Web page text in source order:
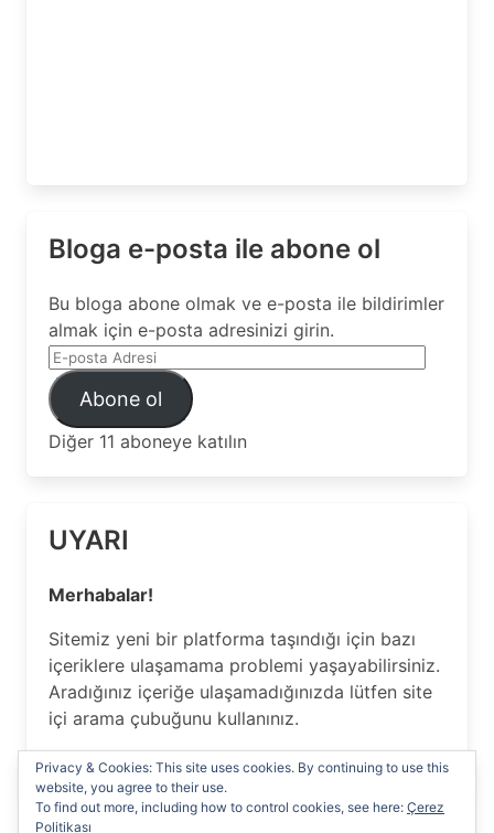
Bloga e-posta ile abone ol
Bu bloga abone olmak ve e-posta ile bildirimler
almak için e-posta adresinizi girin.
E-
posta
AdresiAbone ol
Diğer 11 aboneye katılın
UYARI
Merhabalar!
Sitemiz yeni bir platforma taşındığı için bazı
içeriklere ulaşamama problemi yaşayabilirsiniz.
Aradığınız içeriğe ulaşamadığınızda lütfen site
içi arama çubuğunu kullanınız.
Anlayışınız için Teşekkür ederiz…
Privacy & Cookies: This site uses cookies. By continuing to use this
website, you agree to their use.
To find out more, including how to control cookies, see here: Çerez
Politikası